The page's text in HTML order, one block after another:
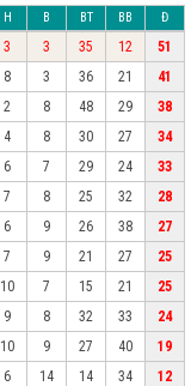
H B BT BB Đ
3 3 35 12
51
8 3 36 21
41
2 8 48 29
38
4 8 30 27
34
6 7 29 24
33
7 8 25 32
28
6 9 26 38
27
7 9 21 27
25
10 7 15 21
25
9 8 32 33
24
10 9 27 40
19
6 14 14 34 12